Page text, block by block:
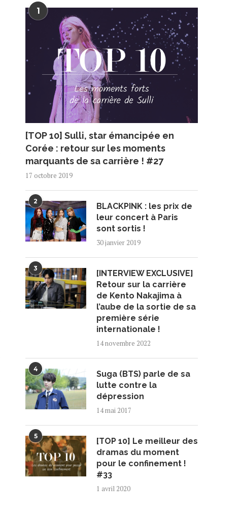
1
[TOP 10] Sulli, star émancipée en
Corée : retour sur les moments
marquants de sa carrière ! #27
17 octobre 2019
2
BLACKPINK : les prix de
leur concert à Paris
sont sortis !
30 janvier 2019
3
[INTERVIEW EXCLUSIVE]
Retour sur la carrière
de Kento Nakajima à
l’aube de la sortie de sa
première série
internationale !
14 novembre 2022
4
Suga (BTS) parle de sa
lutte contre la
dépression
14 mai 2017
5
[TOP 10] Le meilleur des
dramas du moment
pour le confinement !
#33
1 avril 2020